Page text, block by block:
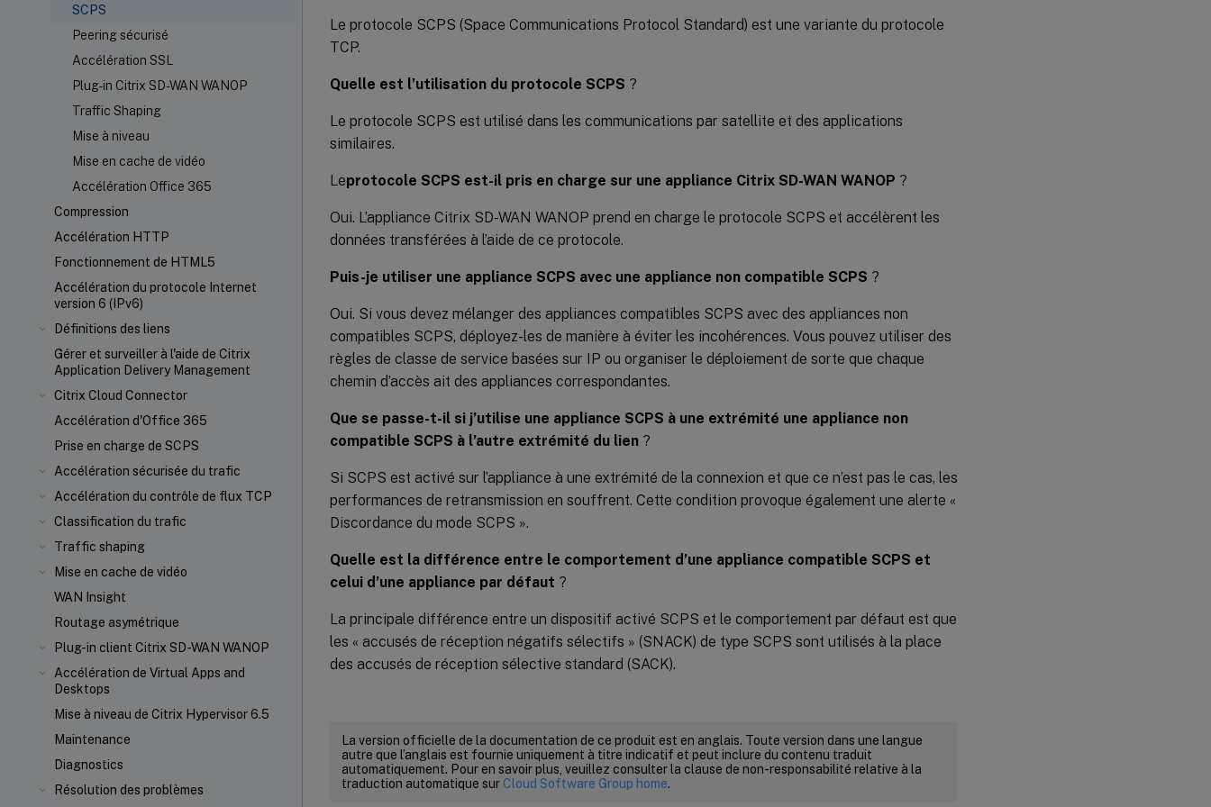
SCPS
Peering sécurisé
Accélération SSL
Plug-in Citrix SD-WAN WANOP
Traffic Shaping
Mise à niveau
Mise en cache de vidéo
Accélération Office 365
Compression
Accélération HTTP
Fonctionnement de HTML5
Accélération du protocole Internet
version 6 (IPv6)
Définitions des liens
Gérer et surveiller à l'aide de Citrix
Application Delivery Management
Citrix Cloud Connector
Accélération d'Office 365
Prise en charge de SCPS
Accélération sécurisée du trafic
Accélération du contrôle de flux TCP
Classification du trafic
Traffic shaping
Mise en cache de vidéo
WAN Insight
Routage asymétrique
Plug-in client Citrix SD-WAN WANOP
Accélération de Virtual Apps and
Desktops
Mise à niveau de Citrix Hypervisor 6.5
Maintenance
Diagnostics
Résolution des problèmes
Le protocole SCPS (Space Communications Protocol Standard) est une variante du protocole
TCP.
Quelle est l’utilisation du protocole SCPS ?
Le protocole SCPS est utilisé dans les communications par satellite et des applications
similaires.
Leprotocole SCPS est-il pris en charge sur une appliance Citrix SD-WAN WANOP ?
Oui. L’appliance Citrix SD-WAN WANOP prend en charge le protocole SCPS et accélèrent les
données transférées à l’aide de ce protocole.
Puis-je utiliser une appliance SCPS avec une appliance non compatible SCPS ?
Oui. Si vous devez mélanger des appliances compatibles SCPS avec des appliances non
compatibles SCPS, déployez-les de manière à éviter les incohérences. Vous pouvez utiliser des
règles de classe de service basées sur IP ou organiser le déploiement de sorte que chaque
chemin d’accès ait des appliances correspondantes.
Que se passe-t-il si j’utilise une appliance SCPS à une extrémité une appliance non
compatible SCPS à l’autre extrémité du lien ?
Si SCPS est activé sur l’appliance à une extrémité de la connexion et que ce n’est pas le cas, les
performances de retransmission en souffrent. Cette condition provoque également une alerte «
Discordance du mode SCPS ».
Quelle est la différence entre le comportement d’une appliance compatible SCPS et
celui d’une appliance par défaut ?
La principale différence entre un dispositif activé SCPS et le comportement par défaut est que
les « accusés de réception négatifs sélectifs » (SNACK) de type SCPS sont utilisés à la place
des accusés de réception sélective standard (SACK).
La version officielle de la documentation de ce produit est en anglais. Toute version dans une langue
autre que l’anglais est fournie uniquement à titre indicatif et peut inclure du contenu traduit
automatiquement. Pour en savoir plus, veuillez consulter la clause de non-responsabilité relative à la
traduction automatique sur Cloud Software Group home.